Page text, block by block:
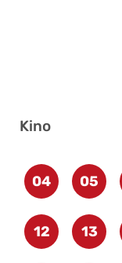
Kino
04 05
12 13